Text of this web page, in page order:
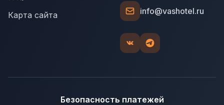
Карта сайта
info@vashotel.ru
Безопасность платежей